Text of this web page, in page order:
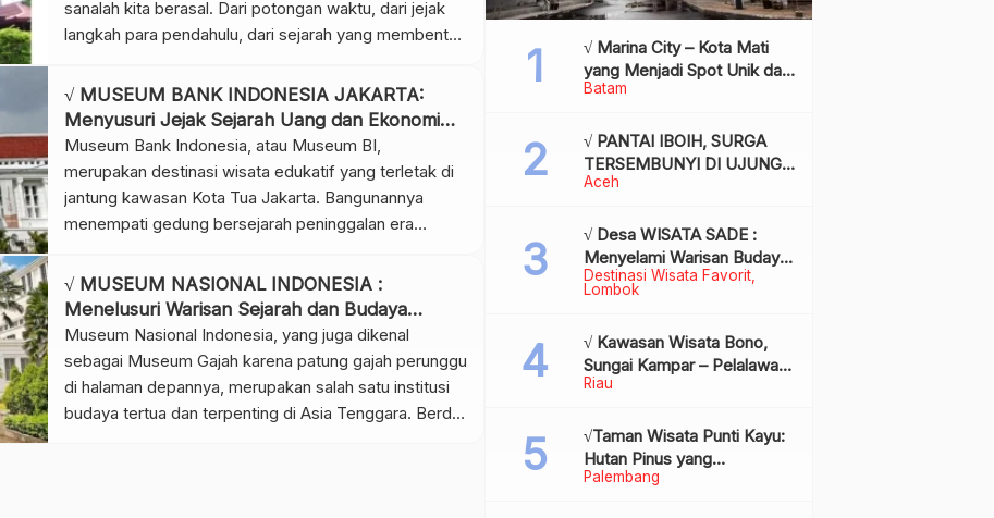
sanalah kita berasal. Dari potongan waktu, dari jejak
langkah para pendahulu, dari sejarah yang membentuk
tidak dibiarkan memudar. Di kota yang sarat makna
dan penuh warisan budaya ini, berdiri sebuah […]
√ MUSEUM BANK INDONESIA JAKARTA:
Menyusuri Jejak Sejarah Uang dan Ekonomi
Nusantara, Review & Info Tiket
Museum Bank Indonesia, atau Museum BI,
merupakan destinasi wisata edukatif yang terletak di
jantung kawasan Kota Tua Jakarta. Bangunannya
menempati gedung bersejarah peninggalan era
Javasche Bank—cikal bakal Bank Indonesia. Museum
ini resmi dibuka untuk umum pada 21 Juli 2009 dan
sejak itu menjadi pusat edukasi keuangan yang
menarik […]
√ MUSEUM NASIONAL INDONESIA :
Menelusuri Warisan Sejarah dan Budaya
Nusantara, Review & Info Tiket
Museum Nasional Indonesia, yang juga dikenal
sebagai Museum Gajah karena patung gajah perunggu
di halaman depannya, merupakan salah satu institusi
budaya tertua dan terpenting di Asia Tenggara. Berdiri
Batam
√ Marina City – Kota Mati
yang Menjadi Spot Unik dan
Bersejarah di Batam,
Aceh
√ PANTAI IBOIH, SURGA
TERSEMBUNYI DI UJUNG
BARAT INDONESIA
Destinasi Wisata Favorit
Lombok
√ Desa WISATA SADE :
Menyelami Warisan Budaya
Suku Sasak di Jantung
Riau
√ Kawasan Wisata Bono,
Sungai Kampar – Pelalawan:
Fenomena Ombak di
Mendunia, Review & Info
Palembang
√Taman Wisata Punti Kayu:
Hutan Pinus yang
Menyegarkan di Tengah